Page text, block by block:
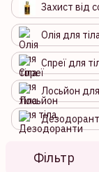
Захист від
Олія для
Спреї для
Лосьйон
Фільтр